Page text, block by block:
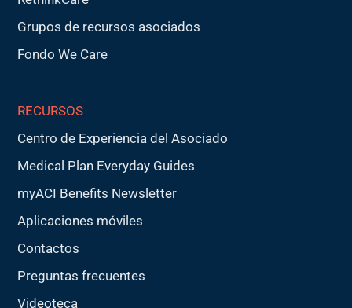
Grupos de recursos asociados
Fondo We Care
RECURSOS
Centro de Experiencia del Asociado
Medical Plan Everyday Guides
myACI Benefits Newsletter
Aplicaciones móviles
Contactos
Preguntas frecuentes
Videoteca